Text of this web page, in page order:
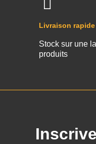
Livraison rapide
Stock sur une
produits